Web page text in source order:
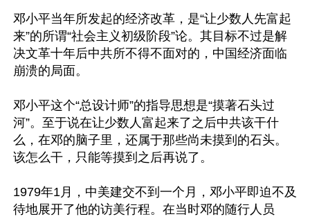
邓小平当年所发起的经济改革，是“让少数人先富起
来”的所谓“社会主义初级阶段”论。其目标不过是解
决文革十年后中共所不得不面对的，中国经济面临
崩溃的局面。
邓小平这个“总设计师”的指导思想是“摸著石头过
河”。至于说在让少数人富起来了之后中共该干什
么，在邓的脑子里，还属于那些尚未摸到的石头。
该怎么干，只能等摸到之后再说了。
1979年1月，中美建交不到一个月，邓小平即迫不及
待地展开了他的访美行程。在当时邓的随行人员